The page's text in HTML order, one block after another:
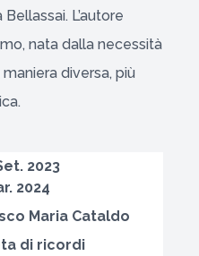
L’autore
nata dalla necessità
diversa, più
2023
2024
Maria Cataldo
di ricordi